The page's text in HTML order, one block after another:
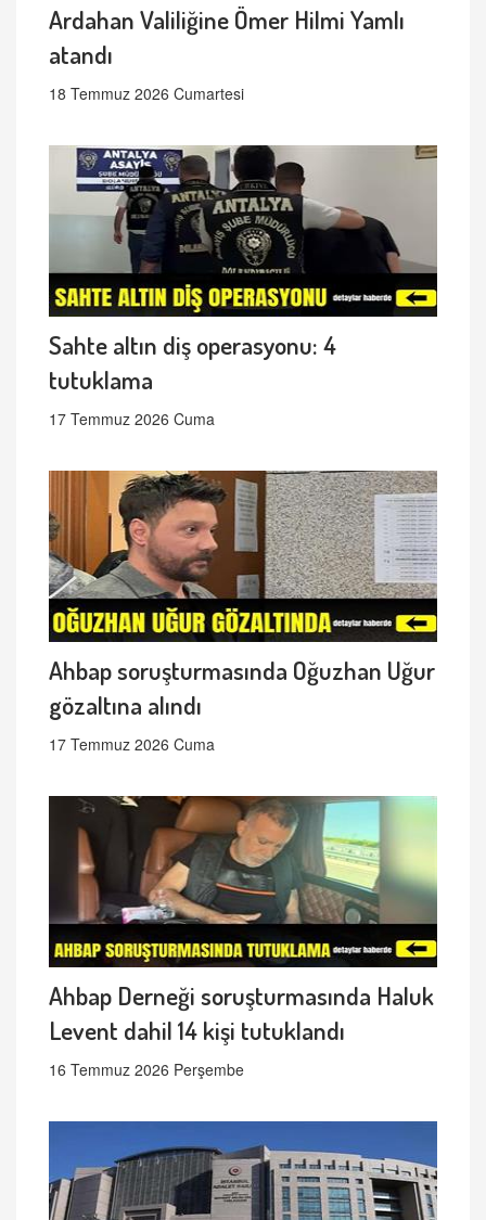
Ardahan Valiliğine Ömer Hilmi Yamlı
atandı
18 Temmuz 2026 Cumartesi
Sahte altın diş operasyonu: 4
tutuklama
17 Temmuz 2026 Cuma
Ahbap soruşturmasında Oğuzhan Uğur
gözaltına alındı
17 Temmuz 2026 Cuma
Ahbap Derneği soruşturmasında Haluk
Levent dahil 14 kişi tutuklandı
16 Temmuz 2026 Perşembe